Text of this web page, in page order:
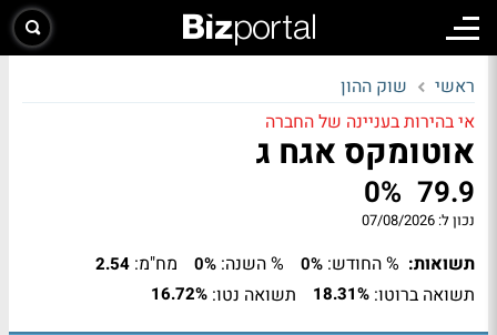
ראשי
שוק ההון
אי בהירות בעניינה של החברה
אוטומקס אגח ג
79.9
0%
נכון ל: 07/08/2026
תשואות: % החודש: 0% % השנה: 0% מח"מ: 2.54
תשואה ברוטו: 18.31% תשואה נטו: 16.72%